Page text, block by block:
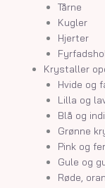
Tårne
Kugler
Hjerter
Krystaller
Hvide og
Lilla og
Blå og
Grønne
Pink og
Gule og
Røde,